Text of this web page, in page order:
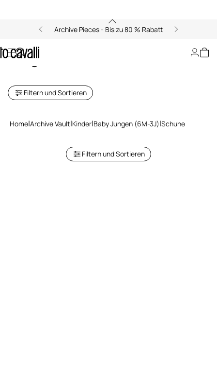
Archive Pieces - Bis zu 80 % Rabatt
Archive: Schuhe für Baby
Jungen
Filtern und Sortieren
Home Archive Vault Kinder Baby Jungen (6M-3J) Schuhe
Filtern und Sortieren